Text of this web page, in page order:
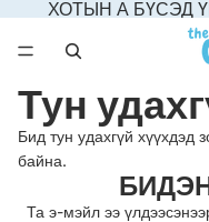
ХОТЫН А БҮСЭД
Тун
Бид тун удахгүй хүүхдэд
байна.
Та э-мэйл ээ